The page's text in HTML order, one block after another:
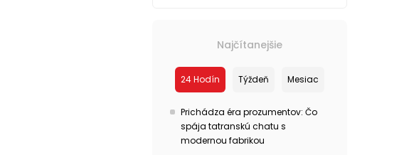
Najčítanejšie
24 Hodín Týždeň Mesiac
Prichádza éra prozumentov: Čo
spája tatranskú chatu s
modernou fabrikou